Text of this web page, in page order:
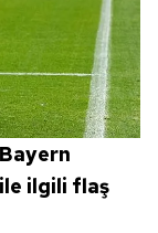
ilgili flaş